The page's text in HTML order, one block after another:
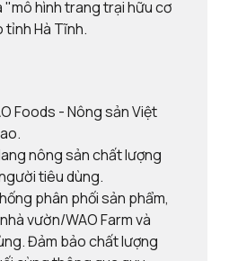
"mô hình trang trại hữu cơ
tỉnh Hà Tĩnh.
Foods - Nông sản Việt
nông sản chất lượng
tiêu dùng.
phân phối sản phẩm,
vườn/WAO Farm và
Đảm bảo chất lượng